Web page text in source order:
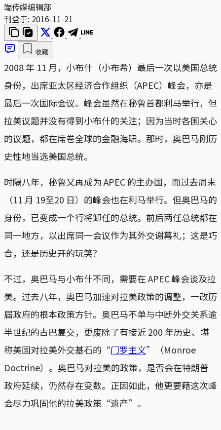
端传媒编辑部
刊登于: 2016-11-21
收藏
2008 年 11 月，小布什（小布希）最后一次以美国总统
身份，出席亚太区经济合作组织（APEC）峰会，亦是
最后一次国际会议。峰会虽然在秘鲁首都利马举行，但
拉美议题并没有得到小布什的关注；因为当时各国关心
的议题，都在席卷全球的金融海啸。那时，奥巴马刚历
史性地当选美国总统。
时隔八年，秘鲁又再成为 APEC 的主办国，而过去周末
（11 月 19至20 日）的峰会也在利马举行。但奥巴马的
身份，已变成一个行将卸任的总统。前后两任总统都在
同一地方，以出席同一会议作为其外交谢幕礼；这是巧
合，还是历史开的玩笑？
不过，奥巴马与小布什不同，需要在 APEC 峰会谈及拉
美。过去八年，奥巴马加速对拉美政策的调整，一改历
届政府的根本政策方针。奥巴马不单与中断外交关系逾
半世纪的古巴复交，更废除了有接近 200 年历史、堪
称美国对拉美外交基石的“门罗主义”（Monroe
Doctrine）。奥巴马对拉美的政策，是否会在特朗普
政府延续，仍然存在变数。正因如此，他更要藉这次峰
会尽力巩固他的拉美政策“遗产”。